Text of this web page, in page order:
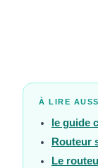
À LIRE AUSSI
le guide
Routeur
Le